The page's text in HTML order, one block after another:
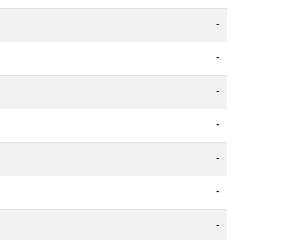
-
-
-
-
-
-
-